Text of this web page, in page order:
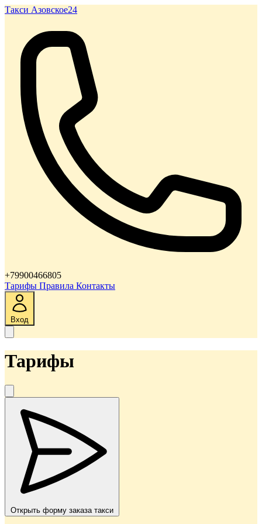
Такси Азовское24
+79900466805
Тарифы Правила Контакты
Вход
Тарифы
Открыть форму заказа такси